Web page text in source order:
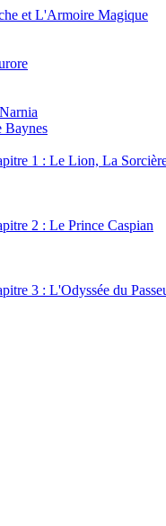
et L'Armoire Magique
Baynes
1 : Le Lion, La
2 : Le Prince Caspian
3 : L'Odyssée du